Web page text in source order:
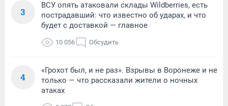
3
ВСУ опять атаковали склады Wildberries, есть
пострадавший: что известно об ударах, и что
будет с доставкой — главное
10 056 Обсудить
4
«Грохот был, и не раз». Взрывы в Воронеже и не
только — что рассказали жители о ночных
атаках